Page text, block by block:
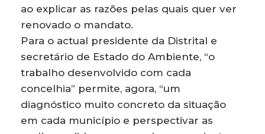
ao explicar as razões pelas quais quer ver
renovado o mandato.
Para o actual presidente da Distrital e
secretário de Estado do Ambiente, “o
trabalho desenvolvido com cada
concelhia” permite, agora, “um
diagnóstico muito concreto da situação
em cada município e perspectivar as